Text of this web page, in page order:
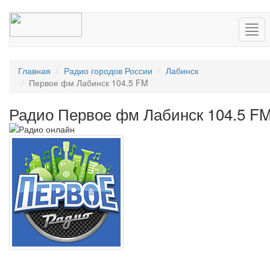
Главная Радио городов России
Лабинск
Первое фм Лабинск 104.5 FM
Радио Первое фм Лабинск 104.5